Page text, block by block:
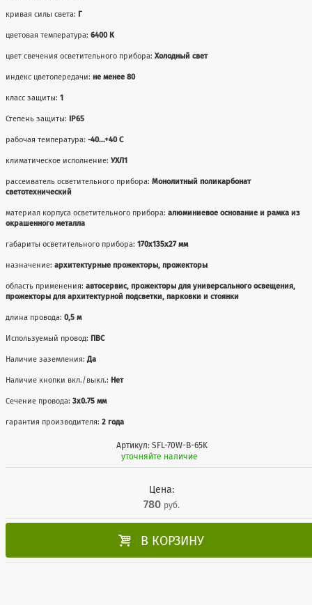
кривая силы света: Г
цветовая температура:6400 К
цвет свечения осветительного прибора:Холодный свет
индекс цветопередачи:не менее 80
класс защиты:1
Степень защиты: IP65
рабочая температура:-40...+40 С
климатическое исполнение:УХЛ1
рассеиватель осветительного прибора:Монолитный поликарбонат
светотехнический
материал корпуса осветительного прибора:алюминиевое основание и рамка из
окрашенного металла
габариты осветительного прибора:170x135x27 мм
назначение:архитектурные прожекторы, прожекторы
область применения:автосервис, прожекторы для универсального освещения,
прожекторы для архитектурной подсветки, парковки и стоянки
длина провода:0,5 м
Используемый провод: ПВС
Наличие заземления:Да
Наличие кнопки вкл./выкл.: Нет
Сечение провода:3х0.75 мм
гарантия производителя:2 года
Артикул: SFL-70W-B-65K
уточняйте наличие
Цена:
780 руб.
 В КОРЗИНУ